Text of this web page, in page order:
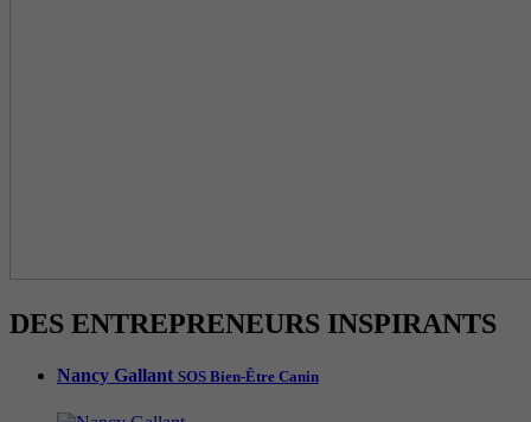
DES ENTREPRENEURS INSPIRANTS
Nancy Gallant SOS Bien-Être Canin